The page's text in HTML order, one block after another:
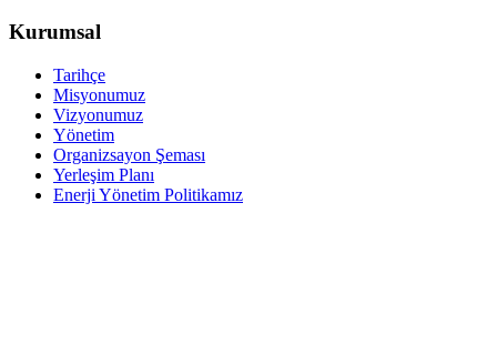
Kurumsal
Tarihçe
Misyonumuz
Vizyonumuz
Yönetim
Organizsayon Şeması
Yerleşim Planı
Enerji Yönetim Politikamız